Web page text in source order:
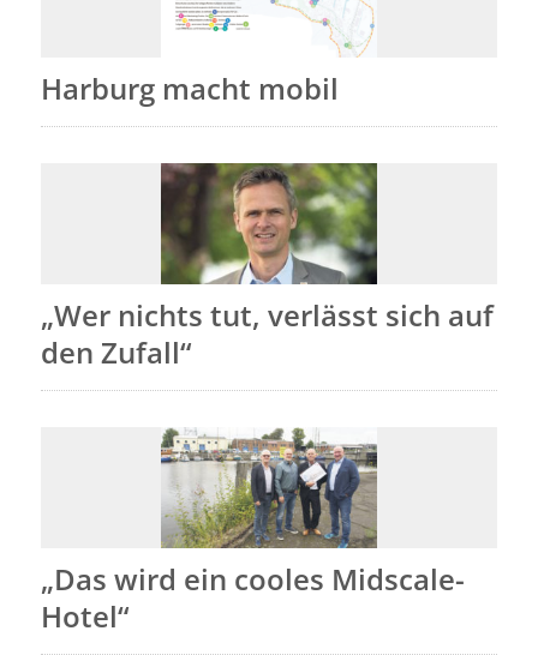
Harburg macht mobil
„Wer nichts tut, verlässt sich auf
den Zufall“
„Das wird ein cooles Midscale-
Hotel“